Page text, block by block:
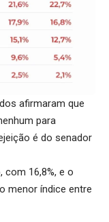
afirmaram que
para
é do senador
com 16,8%, e o
menor índice entre